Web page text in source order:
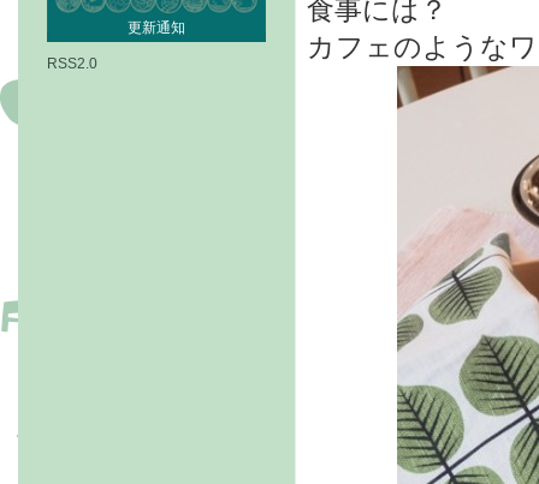
食事には？
カフェのような
更新通知
RSS2.0